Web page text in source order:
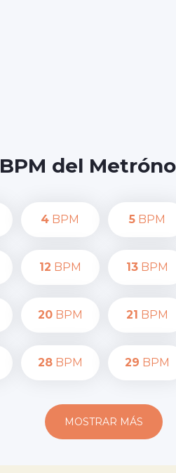
BPM del
4 BPM 5 BPM
12 BPM 13 BPM
20BPM 21 BPM
28BPM 29 BPM
MOSTRAR MÁS